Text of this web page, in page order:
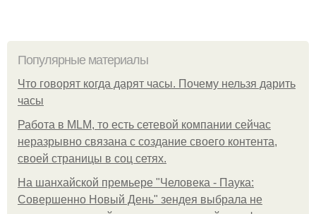
Популярные материалы
Что говорят когда дарят часы. Почему нельзя дарить
часы
Работа в MLM, то есть сетевой компании сейчас
неразрывно связана с создание своего контента,
своей страницы в соц сетях.
На шанхайской премьере "Человека - Паука:
Совершенно Новый День" зендея выбрала не